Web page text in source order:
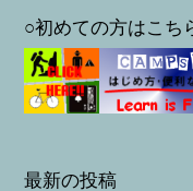
○初めての方はこち
最新の投稿